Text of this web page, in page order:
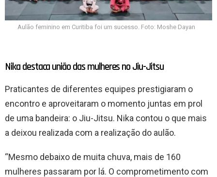
Aulão feminino em Curitiba foi um sucesso. Foto: Moshe Dayan
Nika destaca união das mulheres no Jiu-Jitsu
Praticantes de diferentes equipes prestigiaram o
encontro e aproveitaram o momento juntas em prol
de uma bandeira: o Jiu-Jitsu. Nika contou o que mais
a deixou realizada com a realização do aulão.
“Mesmo debaixo de muita chuva, mais de 160
mulheres passaram por lá. O comprometimento com